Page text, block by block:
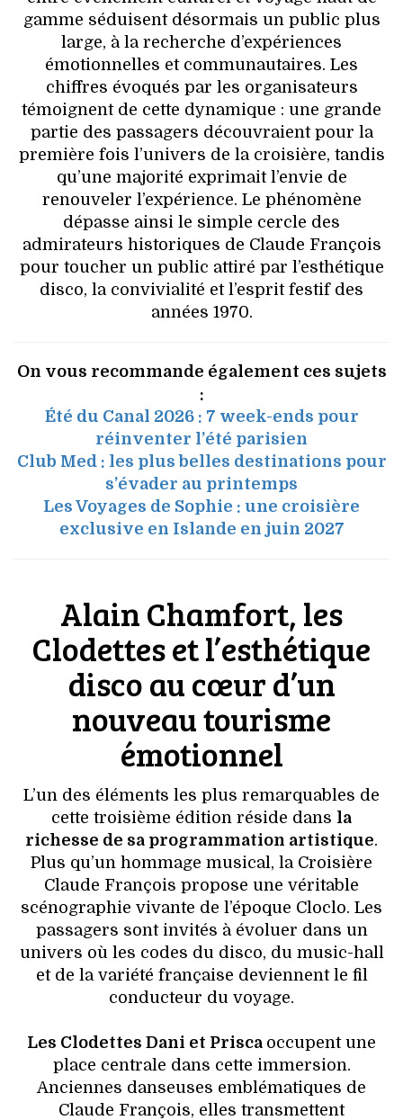
gamme séduisent désormais un public plus
large, à la recherche d’expériences
émotionnelles et communautaires. Les
chiffres évoqués par les organisateurs
témoignent de cette dynamique : une grande
partie des passagers découvraient pour la
première fois l’univers de la croisière, tandis
qu’une majorité exprimait l’envie de
renouveler l’expérience. Le phénomène
dépasse ainsi le simple cercle des
admirateurs historiques de Claude François
pour toucher un public attiré par l’esthétique
disco, la convivialité et l’esprit festif des
années 1970.
On vous recommande également ces sujets
:
Été du Canal 2026 : 7 week-ends pour
réinventer l’été parisien
Club Med : les plus belles destinations pour
s’évader au printemps
Les Voyages de Sophie : une croisière
exclusive en Islande en juin 2027
Alain Chamfort, les
Clodettes et l’esthétique
disco au cœur d’un
nouveau tourisme
émotionnel
L’un des éléments les plus remarquables de
cette troisième édition réside dans la
richesse de sa programmation artistique.
Plus qu’un hommage musical, la Croisière
Claude François propose une véritable
scénographie vivante de l’époque Cloclo. Les
passagers sont invités à évoluer dans un
univers où les codes du disco, du music-hall
et de la variété française deviennent le fil
conducteur du voyage.
Les Clodettes Dani et Prisca occupent une
place centrale dans cette immersion.
Anciennes danseuses emblématiques de
Claude François, elles transmettent